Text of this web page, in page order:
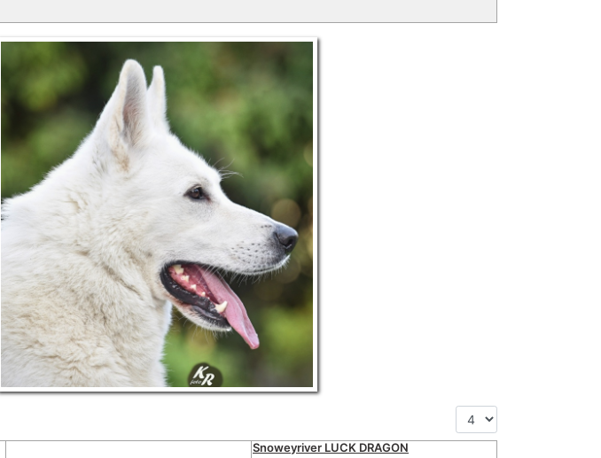
Snoweyriver LUCK DRAGON